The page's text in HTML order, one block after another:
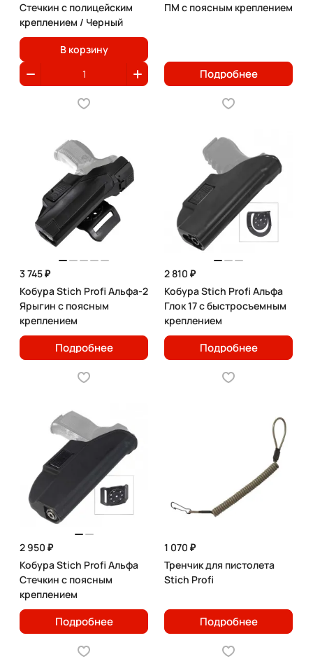
Стечкин с полицейским
креплением / Черный
В корзину
ПМ с поясным креплением
Подробнее
3 745 ₽
Кобура Stich Profi Альфа-2
Ярыгин с поясным
креплением
Подробнее
2 810 ₽
Кобура Stich Profi Альфа
Глок 17 с быстросъемным
креплением
Подробнее
2 950 ₽
Кобура Stich Profi Альфа
Стечкин с поясным
креплением
Подробнее
1 070 ₽
Тренчик для пистолета
Stich Profi
Подробнее